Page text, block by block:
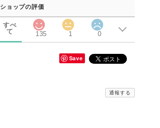
ショップの評価
すべ
て
135 1 0
Save
通報する